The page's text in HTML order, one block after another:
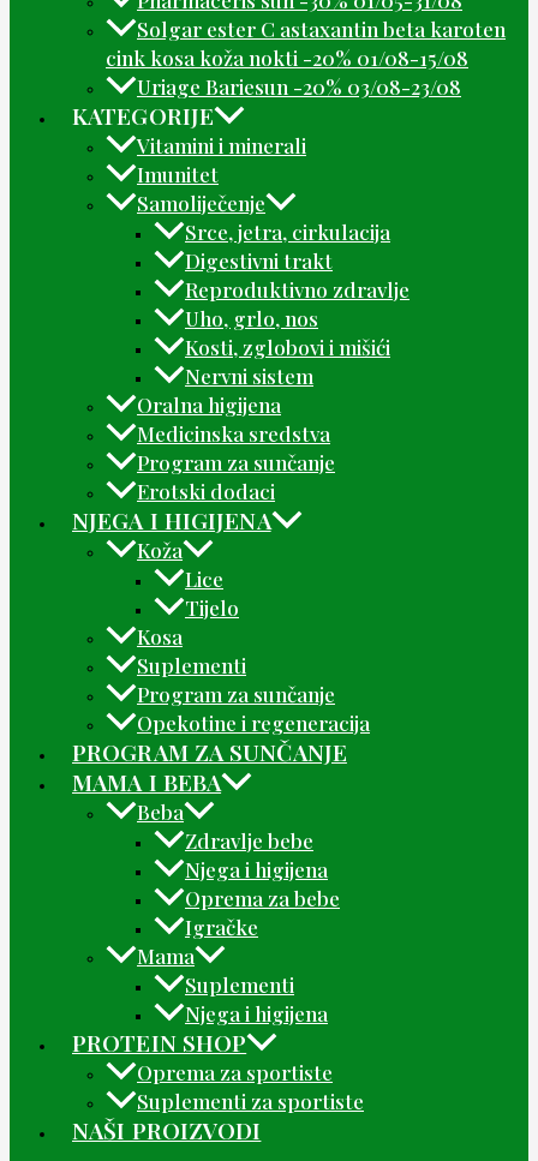
Solgar ester C astaxantin beta karoten
cink kosa koža nokti -20% 01/08-15/08
Uriage Bariesun -20% 03/08-23/08
KATEGORIJE
Vitamini i minerali
Imunitet
Samoliječenje
Srce, jetra, cirkulacija
Digestivni trakt
Reproduktivno zdravlje
Uho, grlo, nos
Kosti, zglobovi i mišići
Nervni sistem
Oralna higijena
Medicinska sredstva
Program za sunčanje
Erotski dodaci
NJEGA I HIGIJENA
Koža
Lice
Tijelo
Kosa
Suplementi
Program za sunčanje
Opekotine i regeneracija
PROGRAM ZA SUNČANJE
MAMA I BEBA
Beba
Zdravlje bebe
Njega i higijena
Oprema za bebe
Igračke
Mama
Suplementi
Njega i higijena
PROTEIN SHOP
Oprema za sportiste
Suplementi za sportiste
NAŠI PROIZVODI